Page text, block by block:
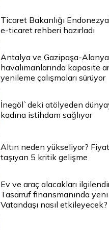
Ticaret Bakanlığı
e-ticaret rehberi hazırladı
Antalya ve Gazipaşa-Alanya
havalimanlarında kapasite
yenileme çalışmaları sürüyor
İnegöl`deki atölyeden
kadına istihdam sağlıyor
Altın neden yükseliyor?
taşıyan 5 kritik gelişme
Ev ve araç alacakları
Tasarruf finansmanında
Vatandaşı nasıl etkileyecek?